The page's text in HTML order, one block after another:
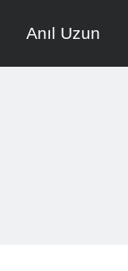
Anıl Uzun
Yan